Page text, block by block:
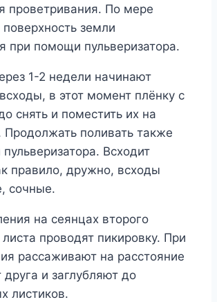
проветривания. По мере
земли
при помощи пульверизатора.
1-2 недели начинают
в этот момент плёнку с
снять и поместить их на
Продолжать поливать также
Всходит
правило, дружно, всходы
сочные.
на сеянцах второго
проводят пикировку. При
рассаживают на расстояние
друга и заглубляют до
листиков.